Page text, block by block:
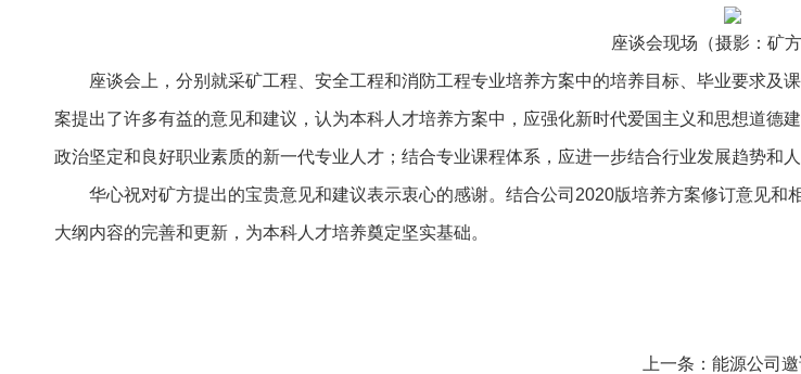
座谈会现场（摄影：矿方
座谈会上，分别就采矿工程、安全工程和消防工程专业培养方案中的培养目标、毕业要求及
案提出了许多有益的意见和建议，认为本科人才培养方案中，应强化新时代爱国主义和思想道德
政治坚定和良好职业素质的新一代专业人才；结合专业课程体系，应进一步结合行业发展趋势和
华心祝对矿方提出的宝贵意见和建议表示衷心的感谢。结合公司2020版培养方案修订意见和
大纲内容的完善和更新，为本科人才培养奠定坚实基础。
上一条： 能源公司